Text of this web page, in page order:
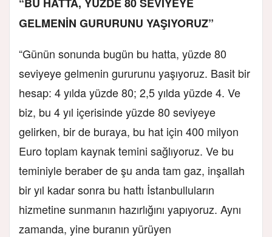
GELMENİN GURURUNU YAŞIYORUZ”
“Günün sonunda bugün bu hatta, yüzde 80
seviyeye gelmenin gururunu yaşıyoruz. Basit bir
hesap: 4 yılda yüzde 80; 2,5 yılda yüzde 4. Ve
biz, bu 4 yıl içerisinde yüzde 80 seviyeye
gelirken, bir de buraya, bu hat için 400 milyon
Euro toplam kaynak temini sağlıyoruz. Ve bu
teminiyle beraber de şu anda tam gaz, inşallah
bir yıl kadar sonra bu hattı İstanbulluların
hizmetine sunmanın hazırlığını yapıyoruz. Aynı
zamanda, yine buranın yürüyen